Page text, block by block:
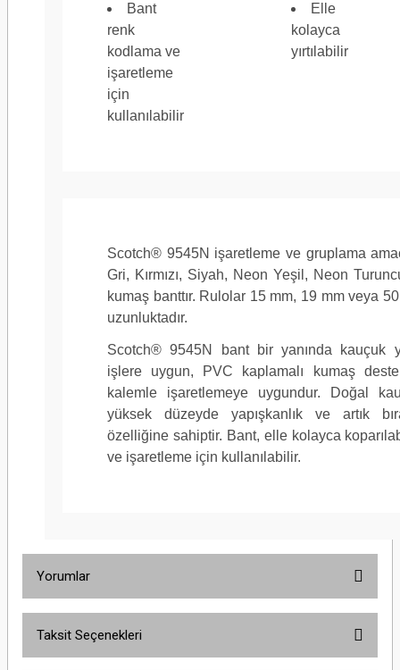
Tam Genişlik (Metrik) 19 mm
Yapıştırıcı Tipi Kauçuk
Çekme Direnci (Metrik) 103 N/
Bant
renk
kodlama ve
işaretleme
için
kullanılabilir
Elle
kolayca
yırtılabilir
Scotch® 9545N işaretleme ve gruplama
Gri, Kırmızı, Siyah, Neon Yeşil, Neon
kumaş banttır. Rulolar 15 mm, 19 mm veya
uzunluktadır.
Scotch® 9545N bant bir yanında kauçuk
işlere uygun, PVC kaplamalı kumaş
kalemle işaretlemeye uygundur. Doğal
yüksek düzeyde yapışkanlık ve artık
özelliğine sahiptir. Bant, elle kolayca
ve işaretleme için kullanılabilir.
Yorumlar
Taksit Seçenekleri